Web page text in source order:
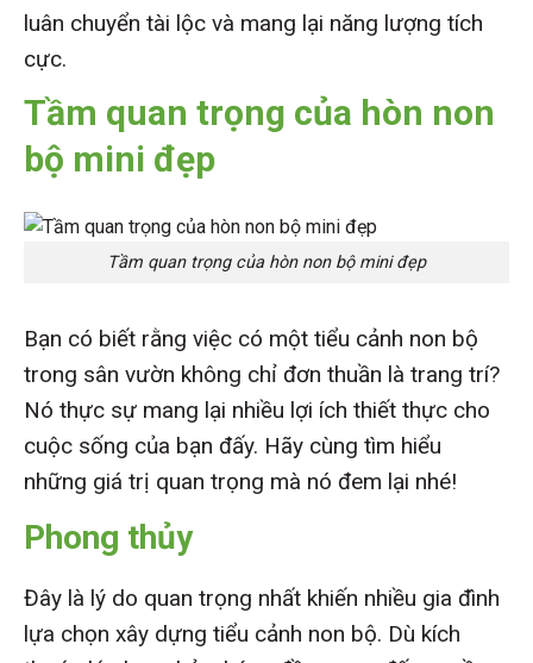
luân chuyển tài lộc và mang lại năng lượng tích
cực.
Tầm quan trọng của hòn non
bộ mini đẹp
Tầm quan trọng của hòn non bộ mini đẹp
Bạn có biết rằng việc có một tiểu cảnh non bộ
trong sân vườn không chỉ đơn thuần là trang trí?
Nó thực sự mang lại nhiều lợi ích thiết thực cho
cuộc sống của bạn đấy. Hãy cùng tìm hiểu
những giá trị quan trọng mà nó đem lại nhé!
Phong thủy
Đây là lý do quan trọng nhất khiến nhiều gia đình
lựa chọn xây dựng tiểu cảnh non bộ. Dù kích